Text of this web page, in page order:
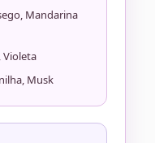
Mandarina
Violeta
Musk